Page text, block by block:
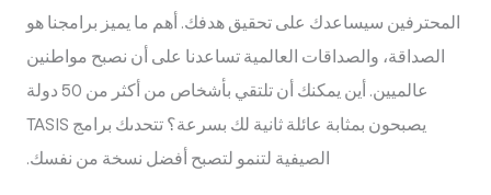
المحترفين سيساعدك على تحقيق هدفك. أهم ما يميز برامجنا هو
الصداقة، والصداقات العالمية تساعدنا على أن نصبح مواطنين
عالميين. أين يمكنك أن تلتقي بأشخاص من أكثر من 50 دولة
يصبحون بمثابة عائلة ثانية لك بسرعة؟ تتحدىك برامج TASIS
الصيفية لتنمو لتصبح أفضل نسخة من نفسك.